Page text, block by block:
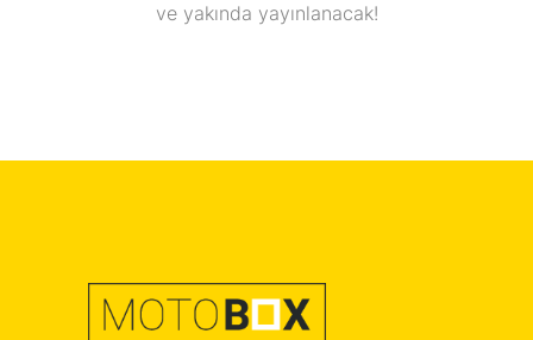
ve yakında yayınlanacak!